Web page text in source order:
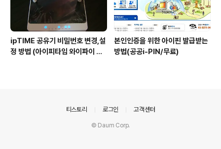
ipTIME 공유기 비밀번호 변경,설
정 방법 (아이피타임 와이파이 암
본인인증을 위한 아이핀 발급받는
방법(공공i-PIN/무료)
티스토리 로그인 고객센터
© Daum Corp.